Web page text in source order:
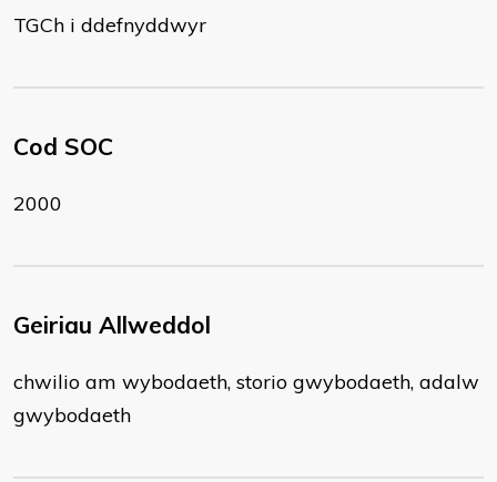
TGCh i ddefnyddwyr
Cod SOC
2000
Geiriau Allweddol
chwilio am wybodaeth, storio gwybodaeth, adalw
gwybodaeth